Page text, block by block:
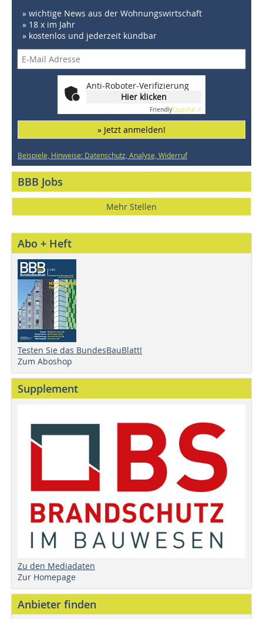
» wichtige News aus der Wohnungswirtschaft
» 18 x im Jahr
» kostenlos und jederzeit kündbar
Anti-Roboter-Verifizierung
Hier klicken
FriendlyCaptcha ⇗
» Jetzt anmelden!
Beispiele, Hinweise: Datenschutz, Analyse, Widerruf
BBB Jobs
Mehr Stellen
Abo + Heft
Testen Sie das BundesBauBlatt!
Zum Aboshop
Supplement
Zu den Mediadaten
Zur Homepage
Anbieter finden